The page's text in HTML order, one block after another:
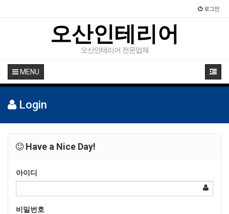
로그인
오산인테리어
오산인테리어 전문업체
MENU
Login
Have a Nice Day!
아이디
비밀번호